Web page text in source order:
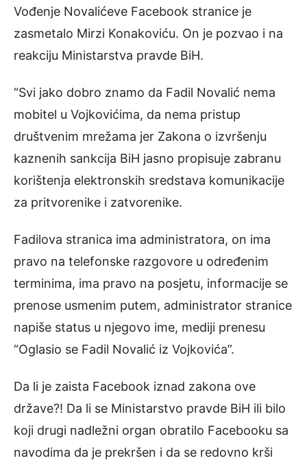
Vođenje Novalićeve Facebook stranice je
zasmetalo Mirzi Konakoviću. On je pozvao i na
reakciju Ministarstva pravde BiH.
“Svi jako dobro znamo da Fadil Novalić nema
mobitel u Vojkovićima, da nema pristup
društvenim mrežama jer Zakona o izvršenju
kaznenih sankcija BiH jasno propisuje zabranu
korištenja elektronskih sredstava komunikacije
za pritvorenike i zatvorenike.
Fadilova stranica ima administratora, on ima
pravo na telefonske razgovore u određenim
terminima, ima pravo na posjetu, informacije se
prenose usmenim putem, administrator stranice
napiše status u njegovo ime, mediji prenesu
“Oglasio se Fadil Novalić iz Vojkovića”.
Da li je zaista Facebook iznad zakona ove
države?! Da li se Ministarstvo pravde BiH ili bilo
koji drugi nadležni organ obratilo Facebooku sa
navodima da je prekršen i da se redovno krši